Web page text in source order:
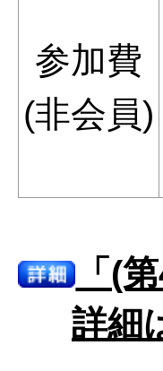
参加費
(非会員)
「(
詳細